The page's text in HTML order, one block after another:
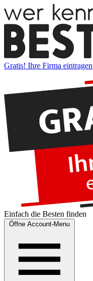
Gratis! Ihre Firma eintragen
Einfach die Besten finden
Öffne Account-Menu